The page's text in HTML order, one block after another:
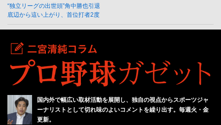
“独立リーグの出世頭”角中勝也引退
底辺から這い上がり、首位打者2度
国内外で幅広い取材活動を展開し、独自の視点からスポーツジャ
ーナリストとして切れ味のよいコメントを繰り出す。毎週火・金
更新。